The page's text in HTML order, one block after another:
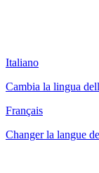
Italiano
Cambia la lingua
Français
Changer la langue